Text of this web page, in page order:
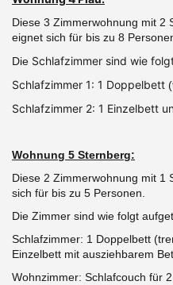
Diese 3 Zimmerwohnung mit 2
eignet sich für bis zu 8
Die Schlafzimmer sind wie
Schlafzimmer 1: 1 Doppelbett
Schlafzimmer 2: 1 Einzelbett
Wohnung 5 Sternberg:
Diese 2 Zimmerwohnung mit 1
sich für bis zu 5 Personen.
Die Zimmer sind wie folgt
Schlafzimmer: 1 Doppelbett
Einzelbett mit ausziehbarem
Wohnzimmer: Schlafcouch für